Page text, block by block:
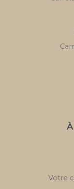
Votre